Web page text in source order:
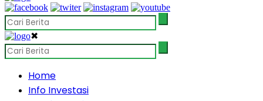
✖
Home
Info Investasi